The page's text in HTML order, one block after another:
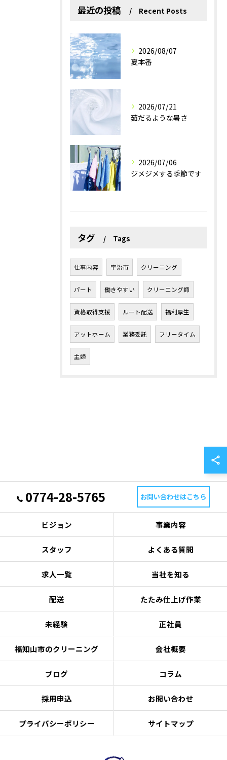
最近の投稿 Recent Posts
2026/08/07
夏本番
2026/07/21
茹だるような暑さ
2026/07/06
ジメジメする季節です
タグ Tags
仕事内容 宇治市 クリーニング
パート 働きやすい クリーニング師
資格取得支援 ルート配送 福利厚生
アットホーム 業務委託 フリータイム
主婦
0774-28-5765 お問い合わせはこちら
ビジョン 事業内容
スタッフ よくある質問
求人一覧 当社を知る
配送 たたみ仕上げ作業
未経験 正社員
福知山市のクリーニング 会社概要
ブログ コラム
採用申込 お問い合わせ
プライバシーポリシー サイトマップ